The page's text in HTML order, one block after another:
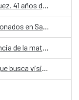
Conmemoración de Edmundo Rodríguez. 41 años de VIH en Chile
Congreso Literario de Pueblos Abandonados en Santiago: “Lo que juramos no hacer”
“Escritoras del Siglo de Oro”, el taller que busca visibilizar el trabajo literario de las mujeres en los siglos XVI y XVII